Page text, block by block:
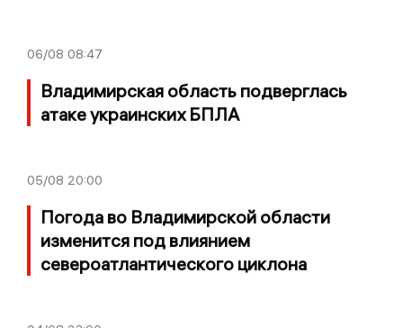
06/08 08:47
Владимирская область подверглась
атаке украинских БПЛА
05/08 20:00
Погода во Владимирской области
изменится под влиянием
североатлантического циклона